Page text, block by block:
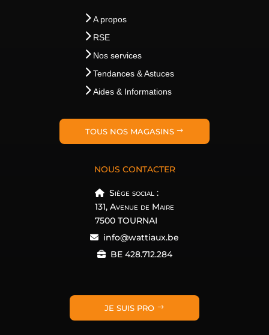
A propos
RSE
Nos services
Tendances & Astuces
Aides & Informations
TOUS NOS MAGASINS
NOUS CONTACTER
Siège social :
131, Avenue de Maire
7500 TOURNAI
info@wattiaux.be
BE 428.712.284
JE SUIS PRO